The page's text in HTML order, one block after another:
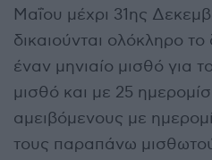
Μαΐου μέχρι 31ης
δικαιούνται ολόκληρο
έναν μηνιαίο μισθό για
μισθό και με 25
αμειβόμενους με
τους παραπάνω